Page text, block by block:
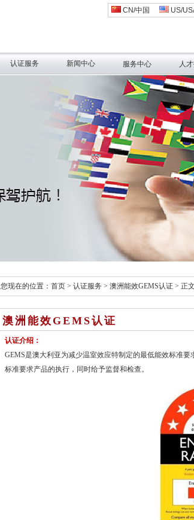
CN/中国 US/
认证服务 新闻中心 服务中心 人
您现在的位置： 首页 > 认证服务 > 澳洲能效GEMS认证 > 正文
澳洲能效GEMS认证
认证介绍：
GEMS是澳大利亚为减少温室效应特制定的最低能效标准
标准要求产品的执行，同时给予监督和检查。